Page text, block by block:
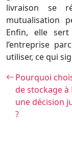
livraison se
mutualisation
Enfin, elle
l’entreprise
utiliser, ce qui
Pourquoi
de stockage à
une décision
?